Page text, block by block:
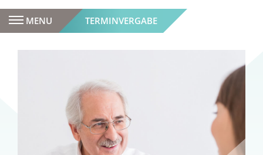
MENU TERMINVERGABE